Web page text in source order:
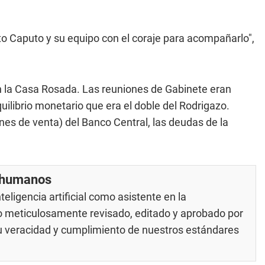
Caputo y su equipo con el coraje para acompañarlo",
Casa Rosada. Las reuniones de Gabinete eran
monetario que era el doble del Rodrigazo.
de venta) del Banco Central, las deudas de la
artificial como asistente en la
revisado, editado y aprobado por
veracidad y cumplimiento de nuestrosestándares